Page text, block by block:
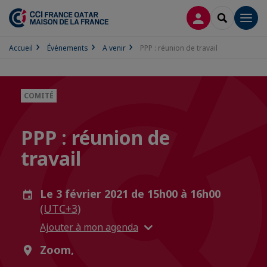
CONNEXION
Accueil Événements A venir PPP : réunion de travail
COMITÉ
PPP : réunion de
travail
Le 3 février 2021 de 15h00 à 16h00
(UTC+3)
Ajouter à mon agenda
Zoom,